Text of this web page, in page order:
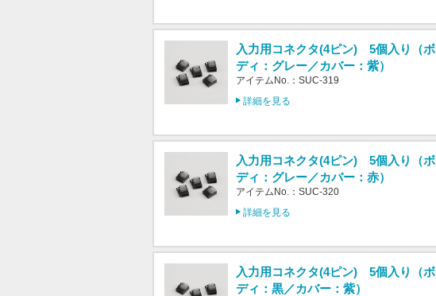
入力用コネクタ(4ピン) 5個入り（ボ
ディ：グレー／カバー：紫）
アイテムNo.：SUC-319
詳細を見る
入力用コネクタ(4ピン) 5個入り（ボ
ディ：グレー／カバー：赤）
アイテムNo.：SUC-320
詳細を見る
入力用コネクタ(4ピン) 5個入り（ボ
ディ：黒／カバー：紫）